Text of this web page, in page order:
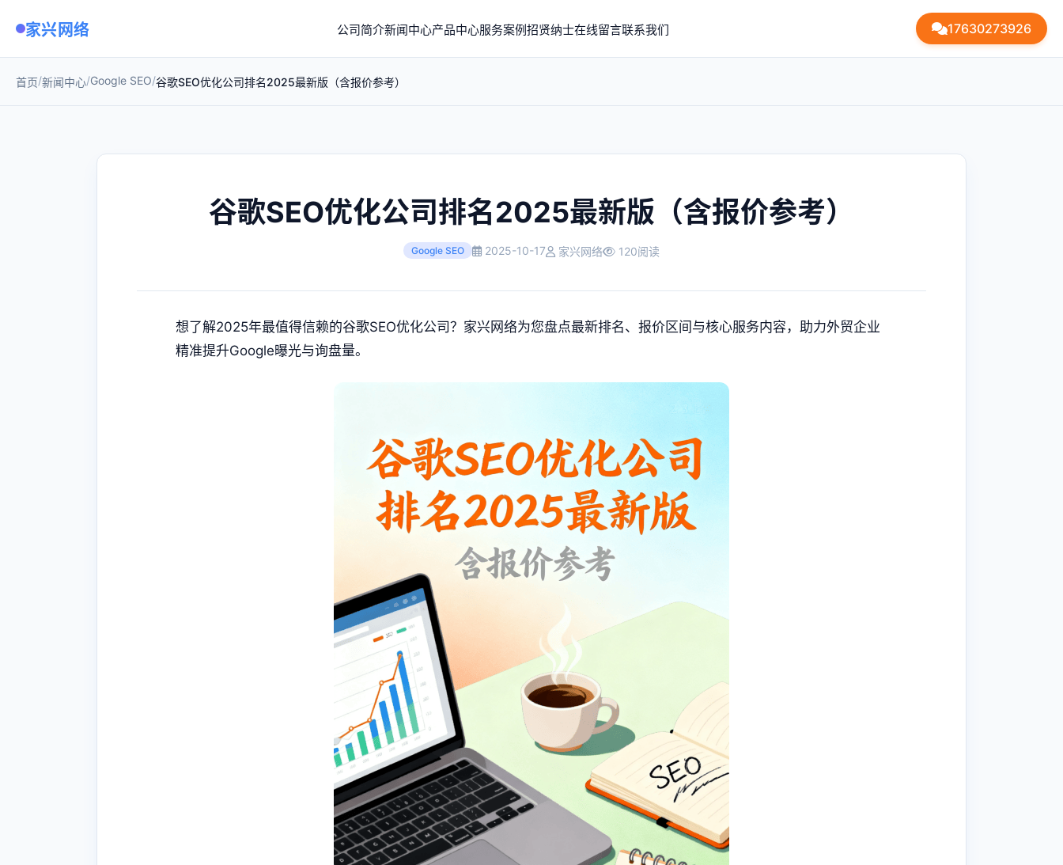
家兴网络 公司简介新闻中心产品中心服务案例招贤纳士在线留言联系我们 17630273926
首页/新闻中心/Google SEO/谷歌SEO优化公司排名2025最新版（含报价参考）
谷歌SEO优化公司排名2025最新版（含报价参考）
Google SEO 2025-10-17 家兴网络 120阅读
想了解2025年最值得信赖的谷歌SEO优化公司？家兴网络为您盘点最新排名、报价区间与核心服务内容，助力外贸企业
精准提升Google曝光与询盘量。